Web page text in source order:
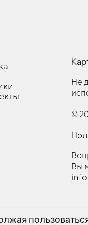
Не
©
Вы